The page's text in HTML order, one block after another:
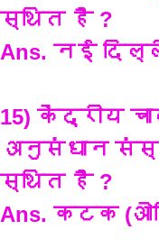
स्थित है ?
Ans. नई
15) केंद्रीय
अनुसंधान
स्थित है ?
Ans. कटक